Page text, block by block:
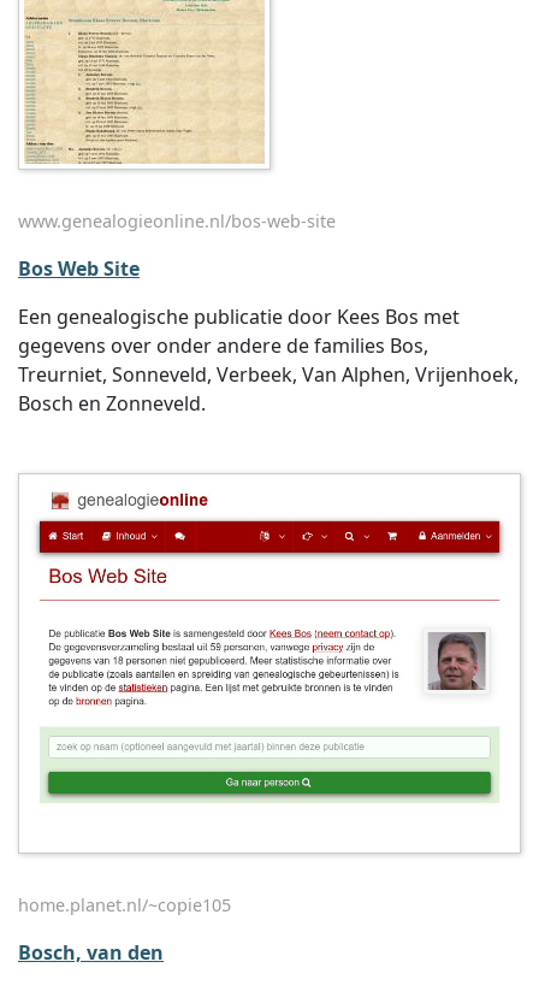
www.genealogieonline.nl/bos-web-site
Bos Web Site
Een genealogische publicatie door Kees Bos met
gegevens over onder andere de families Bos,
Treurniet, Sonneveld, Verbeek, Van Alphen, Vrijenhoek,
Bosch en Zonneveld.
home.planet.nl/~copie105
Bosch, van den